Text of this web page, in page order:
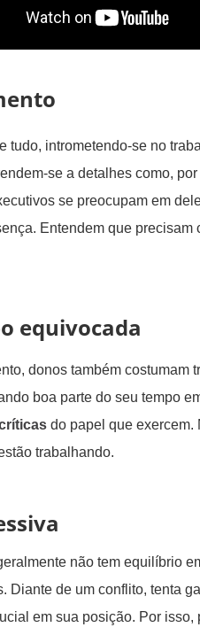
tudo, intrometendo-se no
se a detalhes como,
se preocupam em
Entendem que
equivocada
donos também costumam
boa parte do seu tempo
do papel que exercem.
trabalhando.
não tem equilíbrio
Diante de um conflito, tenta
em sua posição. Por